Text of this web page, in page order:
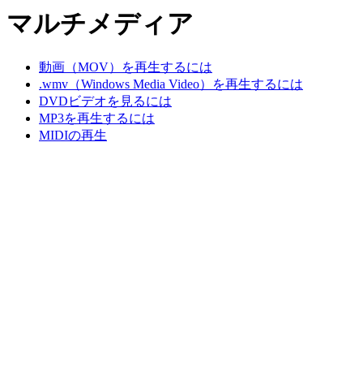
マルチメディア
動画（MOV）を再生するには
.wmv（Windows Media Video）を再生するには
DVDビデオを見るには
MP3を再生するには
MIDIの再生